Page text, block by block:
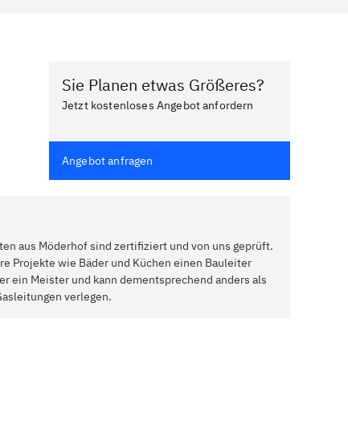
Sie Planen etwas Größeres?
Jetzt kostenloses Angebot anfordern
Angebot anfragen
aus Möderhof sind zertifiziert und von uns geprüft.
Projekte wie Bäder und Küchen einen Bauleiter
ein Meister und kann dementsprechend anders als
verlegen.